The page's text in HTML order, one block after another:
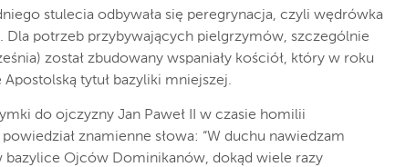
stulecia odbywała się peregrynacja, czyli wędrówka
Dla potrzeb przybywających pielgrzymów, szczególnie
został zbudowany wspaniały kościół, który w roku
tytuł bazyliki mniejszej.
do ojczyzny Jan Paweł II w czasie homilii
znamienne słowa: “W duchu nawiedzam
bazylice Ojców Dominikanów, dokąd wiele razy